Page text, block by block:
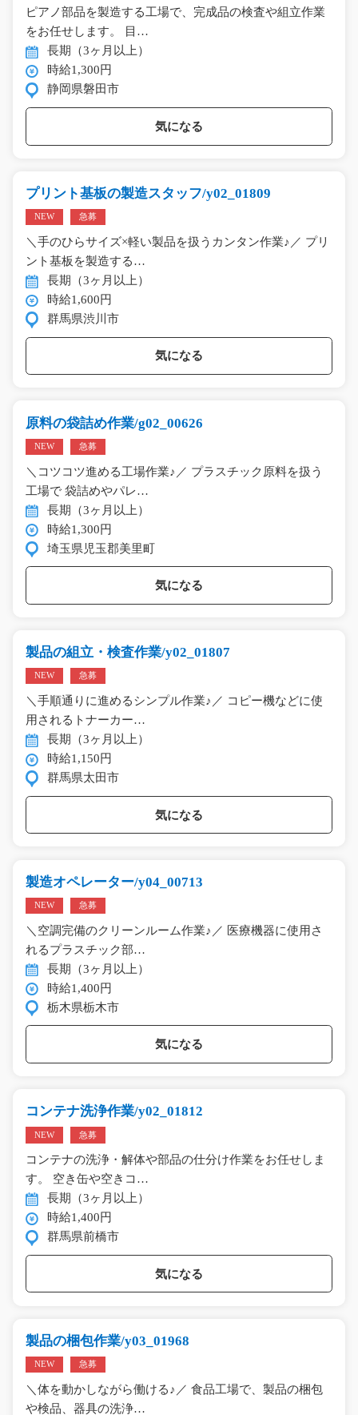
ピアノ部品を製造する工場で、完成品の検査や組立作業
をお任せします。 目…
長期（3ヶ月以上）
時給1,300円
静岡県磐田市
気になる
プリント基板の製造スタッフ/y02_01809
NEW 急募
＼手のひらサイズ×軽い製品を扱うカンタン作業♪／ プリ
ント基板を製造する…
長期（3ヶ月以上）
時給1,600円
群馬県渋川市
気になる
原料の袋詰め作業/g02_00626
NEW 急募
＼コツコツ進める工場作業♪／ プラスチック原料を扱う
工場で 袋詰めやパレ…
長期（3ヶ月以上）
時給1,300円
埼玉県児玉郡美里町
気になる
製品の組立・検査作業/y02_01807
NEW 急募
＼手順通りに進めるシンプル作業♪／ コピー機などに使
用されるトナーカー…
長期（3ヶ月以上）
時給1,150円
群馬県太田市
気になる
製造オペレーター/y04_00713
NEW 急募
＼空調完備のクリーンルーム作業♪／ 医療機器に使用さ
れるプラスチック部…
長期（3ヶ月以上）
時給1,400円
栃木県栃木市
気になる
コンテナ洗浄作業/y02_01812
NEW 急募
コンテナの洗浄・解体や部品の仕分け作業をお任せしま
す。 空き缶や空きコ…
長期（3ヶ月以上）
時給1,400円
群馬県前橋市
気になる
製品の梱包作業/y03_01968
NEW 急募
＼体を動かしながら働ける♪／ 食品工場で、製品の梱包
や検品、器具の洗浄…